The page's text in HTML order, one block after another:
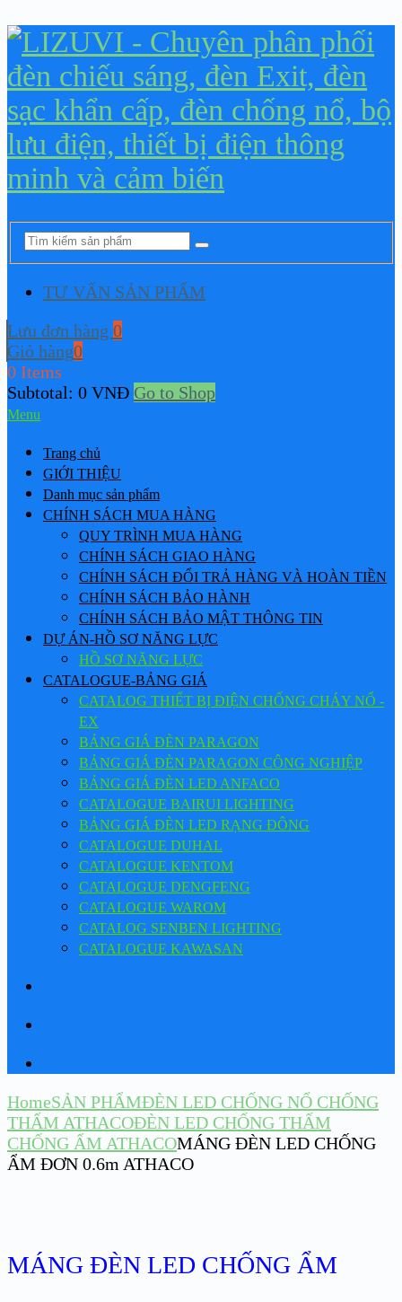
TƯ VẤN SẢN PHẨM
Lưu đơn hàng 0
Giỏ hàng0
0 Items
Subtotal: 0 VNĐ Go to Shop
Menu
Trang chủ
GIỚI THIỆU
Danh mục sản phẩm
CHÍNH SÁCH MUA HÀNG
QUY TRÌNH MUA HÀNG
CHÍNH SÁCH GIAO HÀNG
CHÍNH SÁCH ĐỔI TRẢ HÀNG VÀ HOÀN TIỀN
CHÍNH SÁCH BẢO HÀNH
CHÍNH SÁCH BẢO MẬT THÔNG TIN
DỰ ÁN-HỒ SƠ NĂNG LỰC
HỒ SƠ NĂNG LỰC
CATALOGUE-BẢNG GIÁ
CATALOG THIẾT BỊ ĐIỆN CHỐNG CHÁY NỔ -
EX
BẢNG GIÁ ĐÈN PARAGON
BẢNG GIÁ ĐÈN PARAGON CÔNG NGHIỆP
BẢNG GIÁ ĐÈN LED ANFACO
CATALOGUE BAIRUI LIGHTING
BẢNG GIÁ ĐÈN LED RẠNG ĐÔNG
CATALOGUE DUHAL
CATALOGUE KENTOM
CATALOGUE DENGFENG
CATALOGUE WAROM
CATALOG SENBEN LIGHTING
CATALOGUE KAWASAN
HomeSẢN PHẨMĐÈN LED CHỐNG NỔ CHỐNG
THẤM ATHACOĐÈN LED CHỐNG THẤM
CHỐNG ẨM ATHACOMÁNG ĐÈN LED CHỐNG
ẨM ĐƠN 0.6m ATHACO
MÁNG ĐÈN LED CHỐNG ẨM